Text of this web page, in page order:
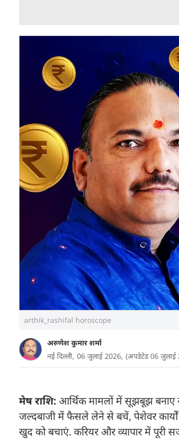
arthik_rashifal horoscope
अरुणेश कुमार शर्मा
नई दिल्ली, 06 जुलाई 2026, (अपडेटेड 06
मेष राशि: आर्थिक मामलों में सूझबूझ बनाए
जल्दबाजी में फैसले लेने से बचें, पेशेवर
खुद को बचाएं. करियर और व्यापार में पूरी